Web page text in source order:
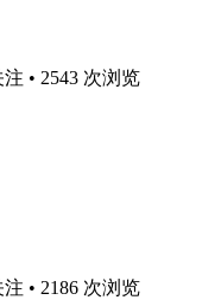
• 2543 次浏览
• 2186 次浏览